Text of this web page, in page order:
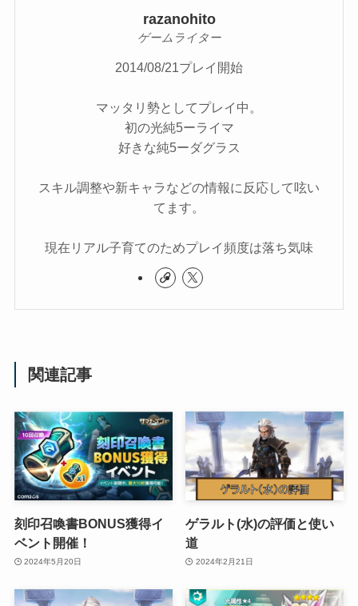
razanohito
ゲームライター
2014/08/21プレイ開始
マッタリ勢としてプレイ中。
初の光純5ーライマ
好きな純5ーダグラス
スキル調整や新キャラなどの情報に反応して呟い
てます。
現在リアル子育てのためプレイ頻度は落ち気味
関連記事
刻印召喚書BONUS獲得イ
ベント開催！
2024年5月20日
ゲラルト(水)の評価と使い
道
2024年2月21日